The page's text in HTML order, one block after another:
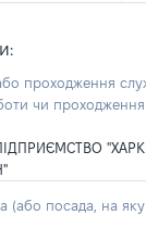
проходження
чи
(або посада, на